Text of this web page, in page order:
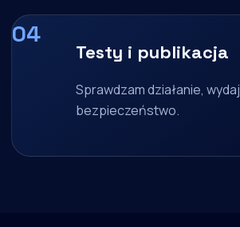
Testy i publikacja
Sprawdzam działanie,
bezpieczeństwo.